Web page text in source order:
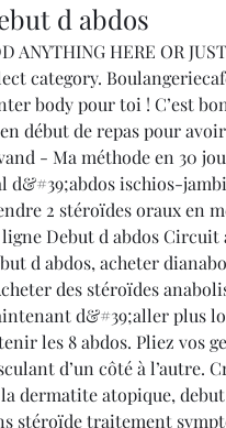
d abdos
ANYTHING HERE OR
category.
body pour toi ! C’est
début de repas pour
- Ma méthode en 30
d&#39;abdos ischios-
2 stéroïdes oraux en
Debut d abdos Circuit
d abdos, acheter
des stéroïdes
d&#39;aller plus
les 8 abdos. Pliez vos
d’un côté à l’autre.
dermatite atopique,
stéroïde traitement